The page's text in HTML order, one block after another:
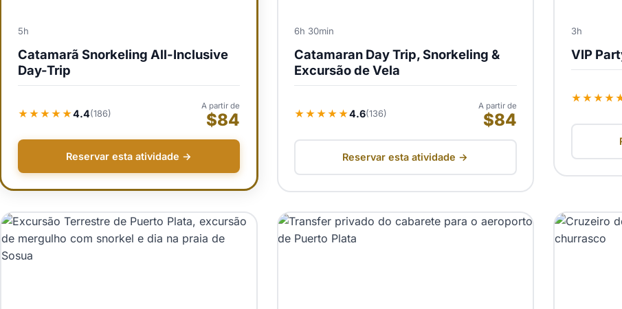
5h
Catamarã Snorkeling All-Inclusive
Day-Trip
★★★★★4.4(186)
A partir de
$84
Reservar esta atividade →
6h 30min
Catamaran Day Trip, Snorkeling &
Excursão de Vela
★★★★★4.6(136)
A partir de
$84
Reservar esta atividade →
3h
VIP